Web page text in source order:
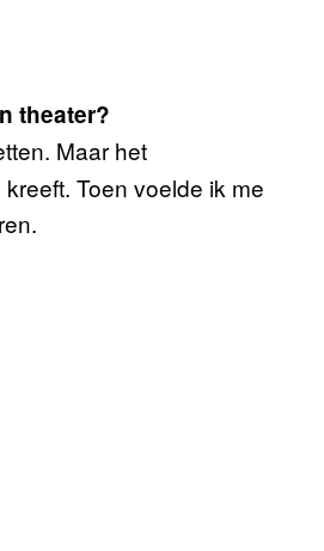
theater?
Maar het
Toen voelde ik me